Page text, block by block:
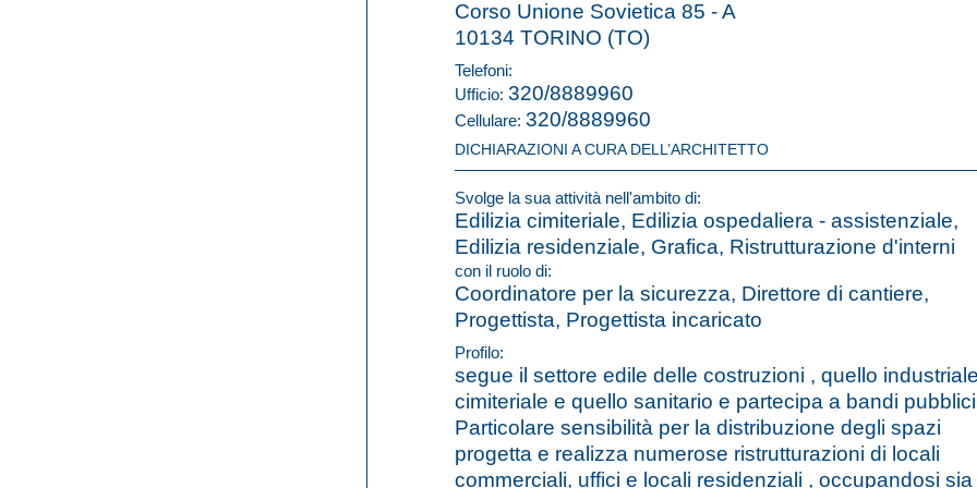
Corso Unione Sovietica 85 - A
10134 TORINO (TO)
Telefoni:
Ufficio: 320/8889960
Cellulare: 320/8889960
DICHIARAZIONI A CURA DELL’ARCHITETTO
Svolge la sua attività nell'ambito di:
Edilizia cimiteriale, Edilizia ospedaliera - assistenziale,
Edilizia residenziale, Grafica, Ristrutturazione d'interni
con il ruolo di:
Coordinatore per la sicurezza, Direttore di cantiere,
Progettista, Progettista incaricato
Profilo:
segue il settore edile delle costruzioni , quello
cimiteriale e quello sanitario e partecipa a bandi
Particolare sensibilità per la distribuzione degli spazi
progetta e realizza numerose ristrutturazioni di locali
commerciali, uffici e locali residenziali , occupandosi sia